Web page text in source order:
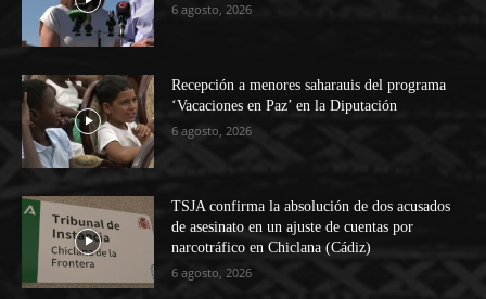
6 agosto, 2026
Recepción a menores saharauis del programa
‘Vacaciones en Paz’ en la Diputación
6 agosto, 2026
TSJA confirma la absolución de dos acusados
de asesinato en un ajuste de cuentas por
narcotráfico en Chiclana (Cádiz)
6 agosto, 2026